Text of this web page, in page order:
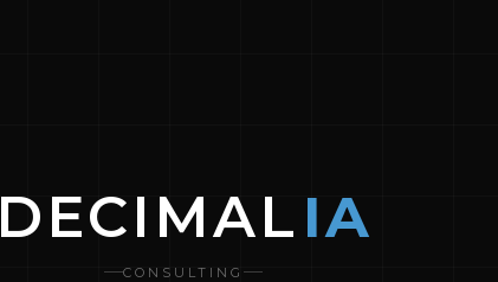
DECIMAL IA
CONSULTING